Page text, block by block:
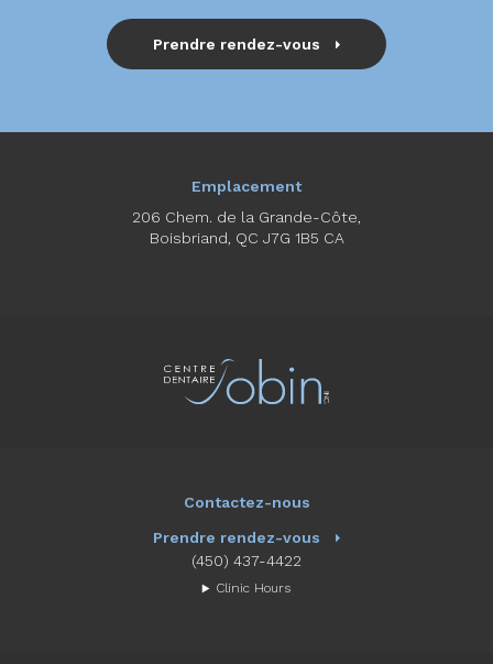
Prendre rendez-vous
Emplacement
206 Chem. de la Grande-Côte
Boisbriand QC J7G 1B5 CA
Contactez-nous
Prendre rendez-vous
(450) 437-4422
Clinic Hours